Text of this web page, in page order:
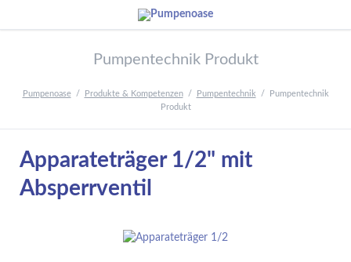
Pumpentechnik Produkt
Pumpenoase Produkte & Kompetenzen Pumpentechnik
Pumpentechnik
Produkt
Apparateträger 1/2" mit
Absperrventil